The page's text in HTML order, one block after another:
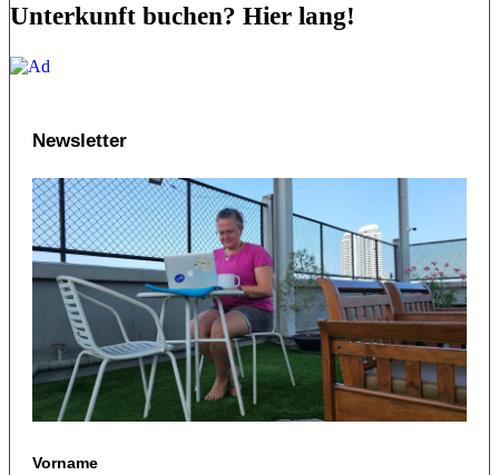
Unterkunft buchen? Hier lang!
Newsletter
Vorname